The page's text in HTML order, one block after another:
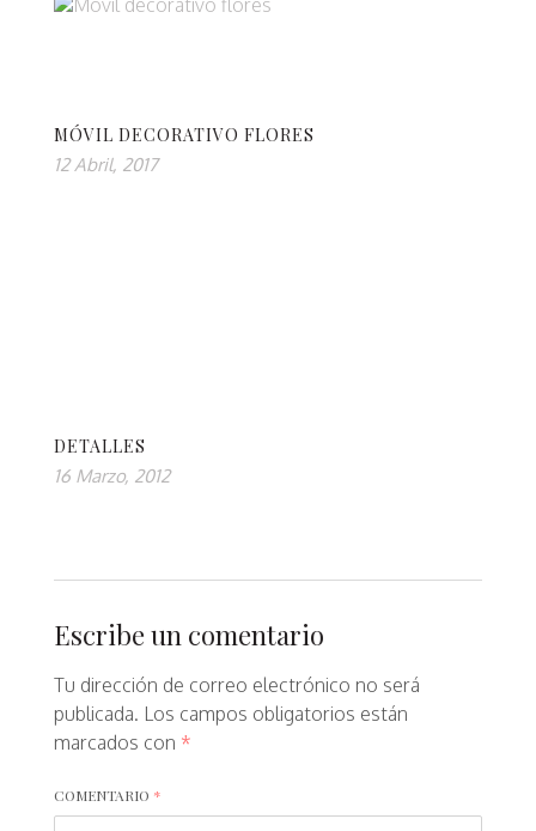
MÓVIL DECORATIVO FLORES
12 Abril, 2017
DETALLES
16 Marzo, 2012
Escribe un comentario
Tu dirección de correo electrónico no será
publicada. Los campos obligatorios están
marcados con *
COMENTARIO *